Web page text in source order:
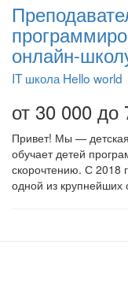
онлайн-
IT школа Hello world
от 30 000 до
Привет! Мы —
обучает детей
скорочтению. С 2018
одной из